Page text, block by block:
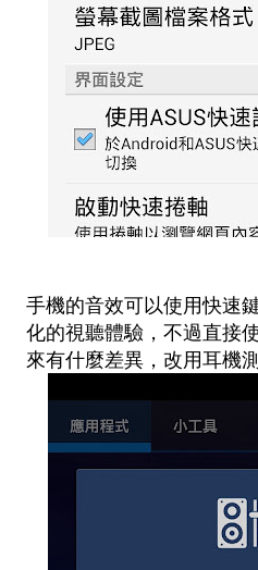
手機的音效可以使用快速
化的視聽體驗，不過直接
來有什麼差異，改用耳機